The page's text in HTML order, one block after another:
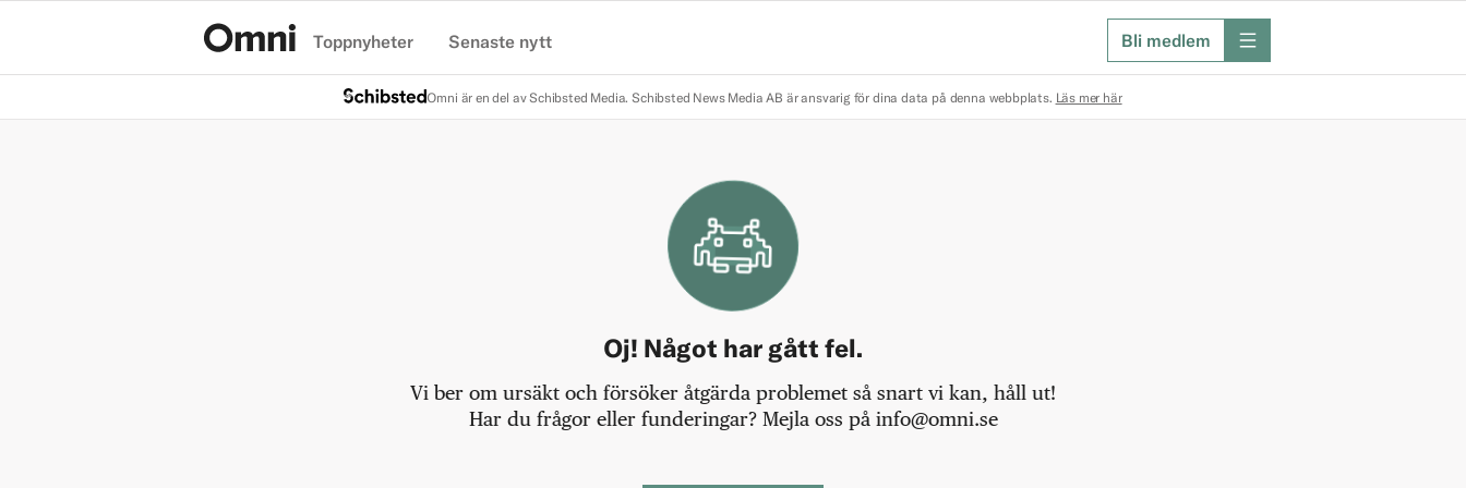
Toppnyheter Senaste nytt Bli medlem meny
Omni är en del av Schibsted Media. Schibsted News Media AB är ansvarig för dina data på denna webbplats. Läs mer här
Oj! Något har gått fel.
Vi ber om ursäkt och försöker åtgärda problemet så snart vi kan, håll ut!
Har du frågor eller funderingar? Mejla oss på info@omni.se